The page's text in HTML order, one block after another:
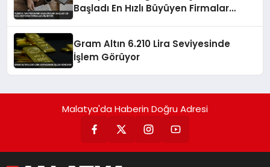
Başladı En Hızlı Büyüyen Firmalar
Gram Altın 6.210 Lira Seviyesinde
İşlem Görüyor
Malatya'da Haberin Doğru Adresi